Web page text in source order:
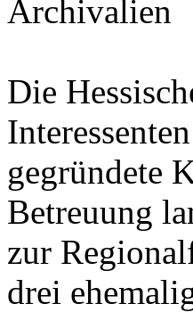
Die
gegründete
Betreuung
zur
drei